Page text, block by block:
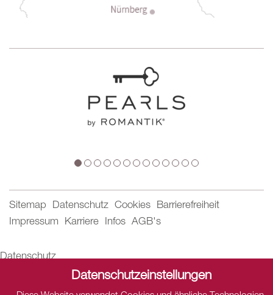
Datenschutzeinstellungen
Sitemap Datenschutz Cookies Barrierefreiheit
Impressum Karriere Infos AGB's
Datenschutz
Dieser Inhalt ist nur sichtbar wenn Sie Cookies von "THE
HOTELS NETWORK" akzeptieren.